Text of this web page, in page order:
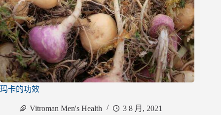
玛卡的功效
Vitroman Men's Health 3 8 月, 2021